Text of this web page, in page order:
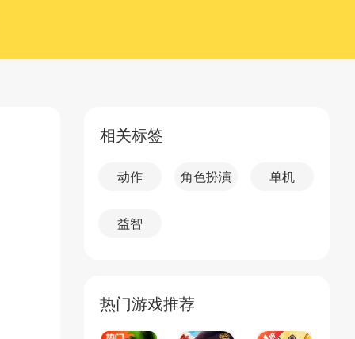
相关标签
动作 角色扮演 单机
益智
热门游戏推荐